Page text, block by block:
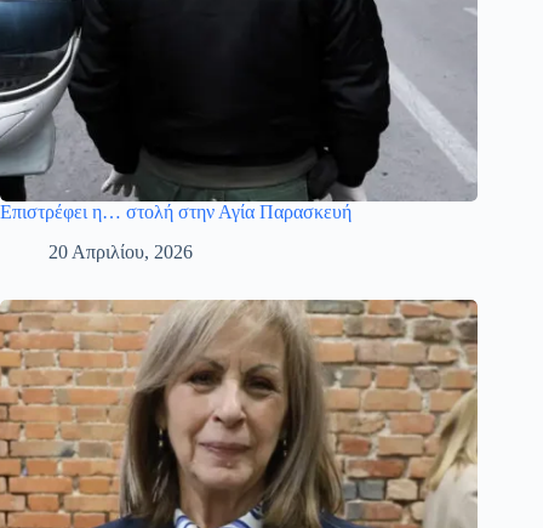
Επιστρέφει η… στολή στην Αγία Παρασκευή
20 Απριλίου, 2026